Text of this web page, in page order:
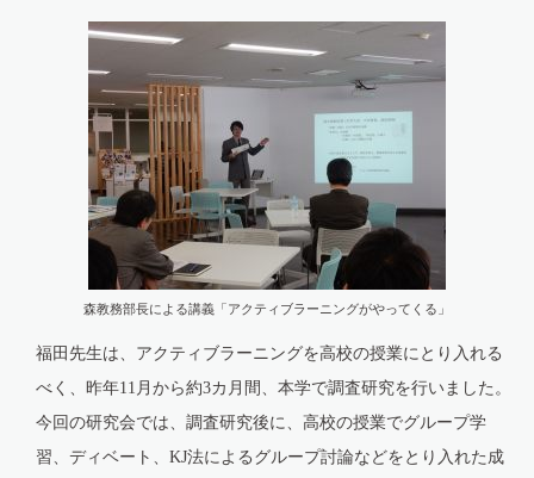
森教務部長による講義「アクティブラーニングがやってくる」
福田先生は、アクティブラーニングを高校の授業にとり入れる
べく、昨年11 月から約3カ月間、本学で調査研究を行いました。
今回の研究会では、調査研究後に、高校の授業でグループ学
習、ディベート、KJ法によるグループ討論などをとり入れた成